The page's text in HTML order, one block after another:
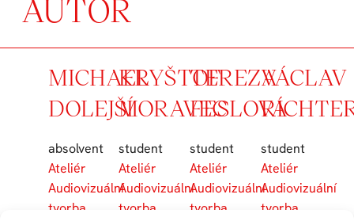
AUTOR
MICHAEL
DOLEJŠÍ
absolvent
Ateliér
Audiovizuální
tvorba
KRYŠTOF
MORAVEC
student
Ateliér
Audiovizuální
tvorba
TEREZA
FESLOVÁ
student
Ateliér
Audiovizuální
tvorba
VÁCLAV
student
Ateliér
Audiovizuální
tvorba